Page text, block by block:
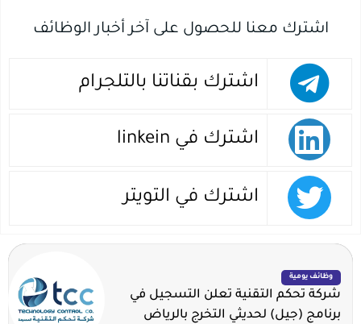
اشترك معنا للحصول على آخر أخبار الوظائف
اشترك بقناتنا بالتلجرام
اشترك في linkein
اشترك في التويتر
وظائف يومية
شركة تحكم التقنية تعلن التسجيل في
برنامج (جيل) لحديثي التخرج بالرياض